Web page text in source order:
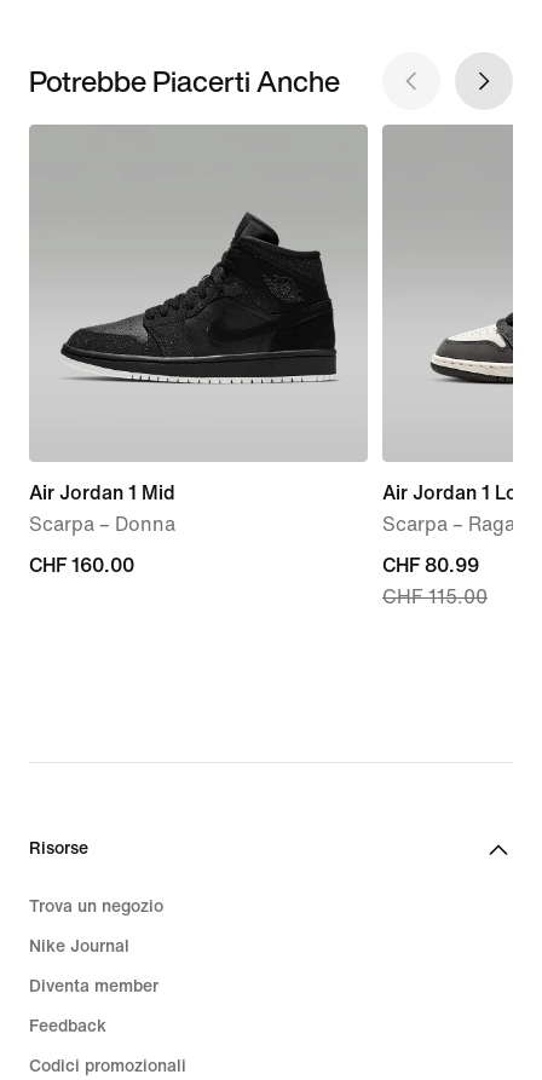
Potrebbe Piacerti Anche
Air Jordan 1 Mid
Scarpa – Donna
CHF
CHF 160.00
Air Jordan 1 Low
Scarpa –
current
price
CHF
CHF 80.99
CHF 115.00
Risorse
Trova un negozio
Nike Journal
Diventa member
Feedback
Codici promozionali